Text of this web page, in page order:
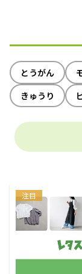
とうがん
きゅうり
注目